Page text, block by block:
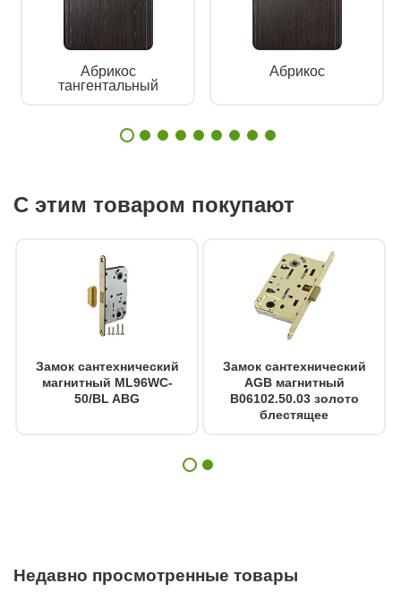
Абрикос
тангентальный
Абрикос
С этим товаром покупают
Замок сантехнический
магнитный ML96WC-
50/BL ABG
Замок сантехнический
AGB магнитный
B06102.50.03 золото
блестящее
Недавно просмотренные товары